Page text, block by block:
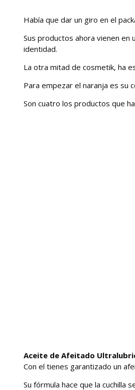
Había que dar un giro en el
Sus productos ahora vienen
identidad.
La otra mitad de cosmetik, ha
Para empezar el naranja es su
Son cuatro los productos que
Aceite de Afeitado
Con el tienes garantizado un
Su fórmula hace que la cuchilla